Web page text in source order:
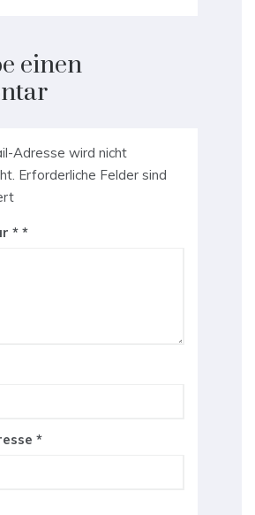
einen
Adresse wird nicht
Erforderliche Felder sind
*
*